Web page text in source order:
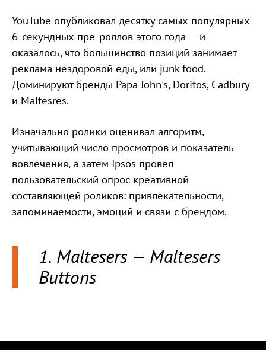
YouTube опубликовал десятку самых популярных
6-секундных пре-роллов этого года — и
оказалось, что большинство позиций занимает
реклама нездоровой еды, или junk food.
Доминируют бренды Papa John's, Doritos, Cadbury
и Maltesres.
Изначально ролики оценивал алгоритм,
учитывающий число просмотров и показатель
вовлечения, а затем Ipsos провел
пользовательский опрос креативной
составляющей роликов: привлекательности,
запоминаемости, эмоций и связи с брендом.
1. Maltesers — Maltesers
Buttons